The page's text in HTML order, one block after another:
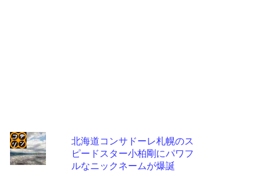
北海道コンサドーレ札幌のス
ピードスター小柏剛にパワフ
ルなニックネームが爆誕
コテ